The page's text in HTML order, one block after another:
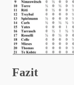
Fazit